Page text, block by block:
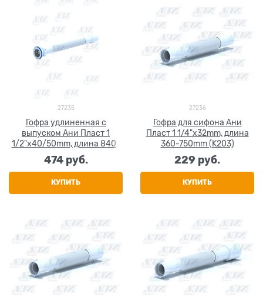
27235
Гофра удлиненная с
выпуском Ани Пласт 1
1/2"x40/50mm, длина 840-
1590mm (G116)
474 руб.
КУПИТЬ
27236
Гофра для сифона Ани
Пласт 1 1/4"x32mm, длина
360-750mm (K203)
229 руб.
КУПИТЬ